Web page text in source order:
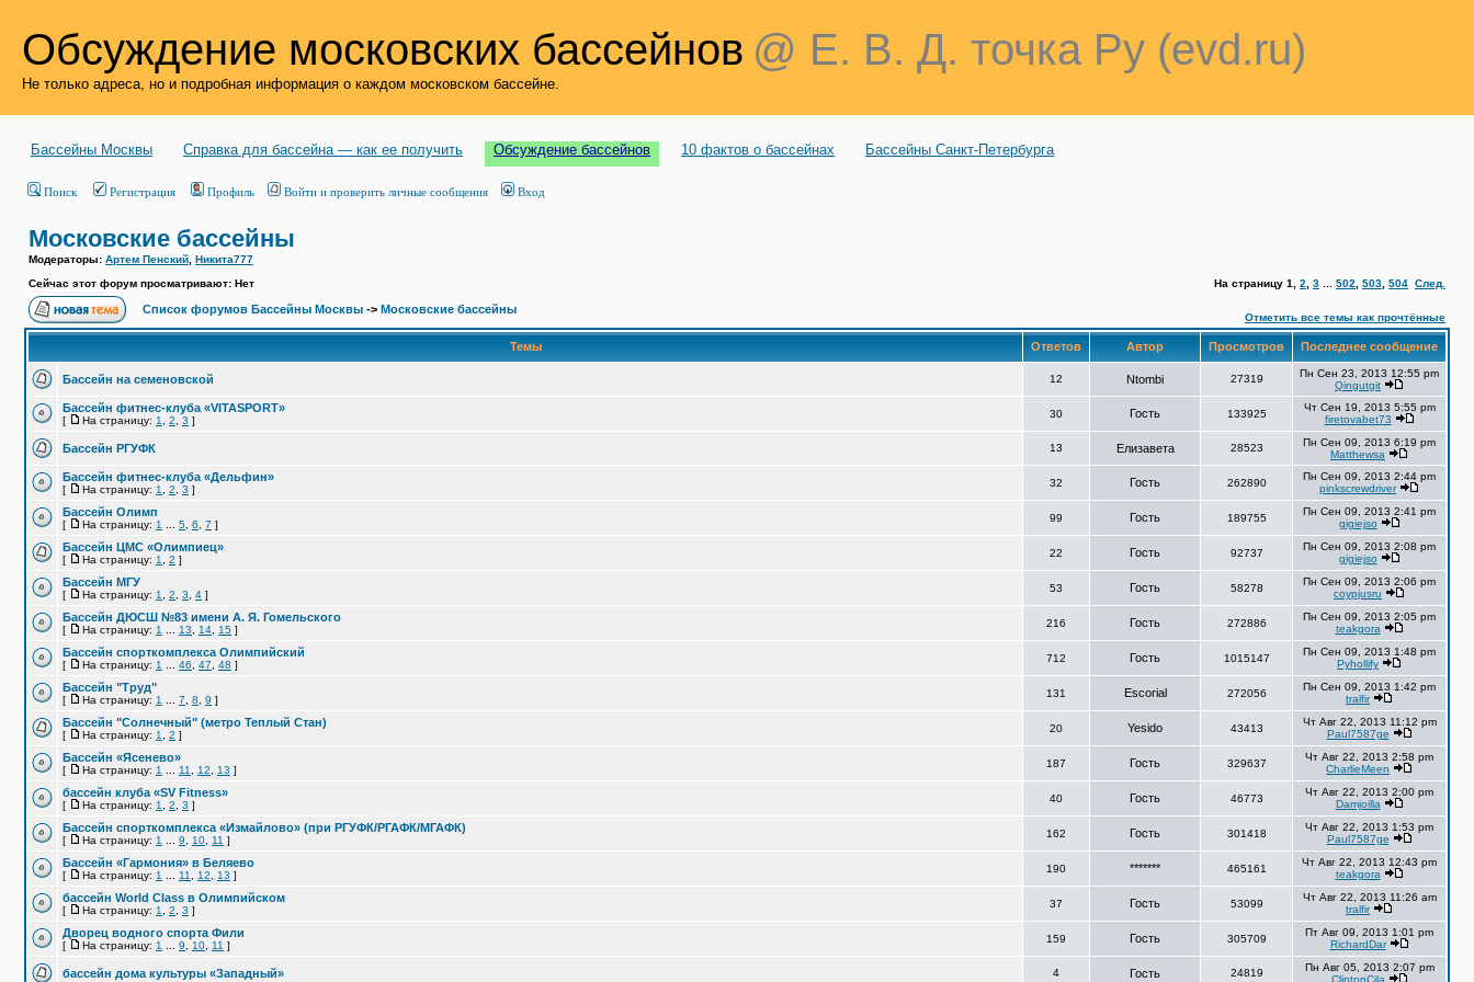
Обсуждение московских бассейнов @ Е. В. Д. точка Ру (evd.ru)
Не только адреса, но и подробная информация о каждом московском бассейне.
Бассейны Москвы Справка для бассейна — как ее получить Обсуждение бассейнов 10 фактов о бассейнах Бассейны Санкт-Петербурга
Поиск Регистрация Профиль Войти и проверить личные сообщения Вход
Московские бассейны
Модераторы: Артем Пенский Никита777
Сейчас этот форум просматривают: Нет
На страницу 1 2 3 502 503 504 След.
Список форумов Бассейны Москвы -> Московские бассейны
Отметить все темы как прочтённые
Темы Ответов Автор Просмотров Последнее сообщение
Бассейн на семеновской 12 Ntombi 27319
Пн Сен 23, 2013 12:55 pm
Qingutgit
Бассейн фитнес-клуба «VITASPORT»
[ На страницу: 1 2 3 ]
30 Гость 133925
Чт Сен 19, 2013 5:55 pm
firetovabet73
Бассейн РГУФК 13 Елизавета 28523
Пн Сен 09, 2013 6:19 pm
Matthewsa
Бассейн фитнес-клуба «Дельфин»
[ На страницу: 1 2 3 ]
32 Гость 262890
Пн Сен 09, 2013 2:44 pm
pinkscrewdriver
Бассейн Олимп
[ На страницу: 1 5 6 7 ]
99 Гость 189755
Пн Сен 09, 2013 2:41 pm
gigiejso
Бассейн ЦМС «Олимпиец»
[ На страницу: 1 2 ]
22 Гость 92737
Пн Сен 09, 2013 2:08 pm
gigiejso
Бассейн МГУ
[ На страницу: 1 2 3 4 ]
53 Гость 58278
Пн Сен 09, 2013 2:06 pm
coypjusru
Бассейн ДЮСШ №83 имени А. Я. Гомельского
[ На страницу: 1 13 14 15 ]
216 Гость 272886
Пн Сен 09, 2013 2:05 pm
teakgora
Бассейн спорткомплекса Олимпийский
[ На страницу: 1 46 47 48 ]
712 Гость 1015147
Пн Сен 09, 2013 1:48 pm
Pyhollify
Бассейн "Труд"
[ На страницу: 1 7 8 9 ]
131 Escorial 272056
Пн Сен 09, 2013 1:42 pm
tralfir
Бассейн "Солнечный" (метро Теплый Стан)
[ На страницу: 1 2 ]
20 Yesido 43413
Чт Авг 22, 2013 11:12 pm
Paul7587ge
Бассейн «Ясенево»
[ На страницу: 1 11 12 13 ]
187 Гость 329637
Чт Авг 22, 2013 2:58 pm
CharlieMeen
бассейн клуба «SV Fitness»
[ На страницу: 1 2 3 ]
40 Гость 46773
Чт Авг 22, 2013 2:00 pm
Damjoilla
Бассейн спорткомплекса «Измайлово» (при РГУФК/РГАФК/МГАФК)
[ На страницу: 1 9 10 11 ]
162 Гость 301418
Чт Авг 22, 2013 1:53 pm
Paul7587ge
Бассейн «Гармония» в Беляево
[ На страницу: 1 11 12 13 ]
190 ******* 465161
Чт Авг 22, 2013 12:43 pm
teakgora
бассейн World Class в Олимпийском
[ На страницу: 1 2 3 ]
37 Гость 53099
Чт Авг 22, 2013 11:26 am
tralfir
Дворец водного спорта Фили
[ На страницу: 1 9 10 11 ]
159 Гость 305709
Пт Авг 09, 2013 1:01 pm
RichardDar
бассейн дома культуры «Западный» 4 Гость 24819
Пн Авг 05, 2013 2:07 pm
ClintonCila